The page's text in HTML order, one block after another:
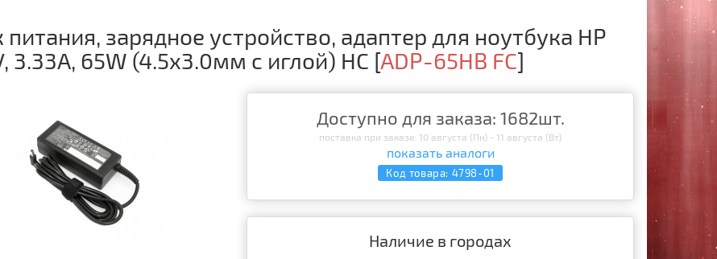
питания, зарядное устройство, адаптер для ноутбука HP
3.33A, 65W (4.5x3.0мм с иглой) HC [ADP-65HB FC]
Доступно для заказа: 1682шт.
поставка при заказе: 10 августа (Пн) - 11 августа (Вт)
показать аналоги
Код товара: 4798-01
Наличие в городах